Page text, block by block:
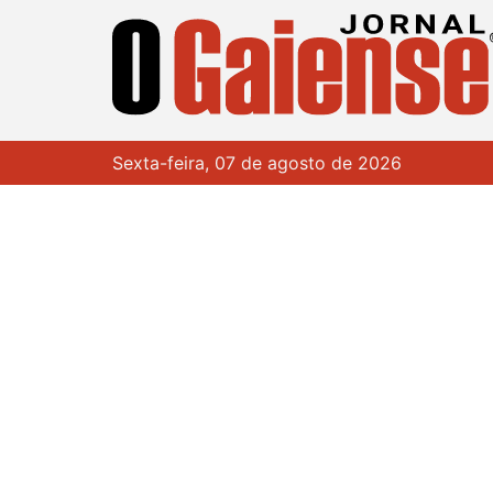
Sexta-feira, 07 de agosto de 2026